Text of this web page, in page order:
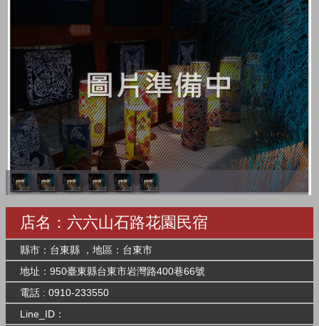
店名：六六山石路花園民宿
縣市：台東縣 ，地區：台東市
地址：950臺東縣台東市岩灣路400巷66號
電話 : 0910-233550
Line_ID：